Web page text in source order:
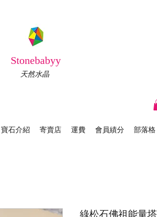
Stonebabyy
天然水晶
寶石介紹 寄賣店 運費 會員績分 部落格
綠松石佛祖能量塔